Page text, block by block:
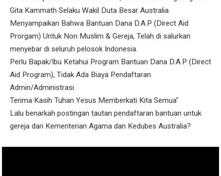
Gita Kammath Selaku Wakil Duta Besar Australia.
Menyampaikan Bahwa Bantuan Dana D.A.P (Direct Aid
Prorgam) Untuk Non Muslim & Gereja, Telah di salurkan
menyebar di seluruh pelosok Indonesia.
Perlu Bapak/Ibu Ketahui Program Bantuan Dana D.A.P (Direct
Aid Program), Tidak Ada Biaya Pendaftaran
Admin/Administrasi.
Terima Kasih Tuhan Yesus Memberkati Kita Semua"
Lalu benarkah postingan tautan pendaftaran bantuan untuk
gereja dari Kementerian Agama dan Kedubes Australia?